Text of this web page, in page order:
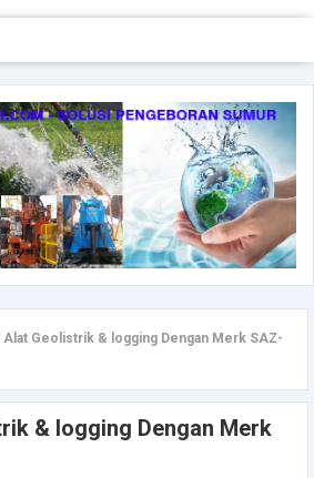
Alat Geolistrik & logging Dengan Merk SAZ-
& logging Dengan Merk